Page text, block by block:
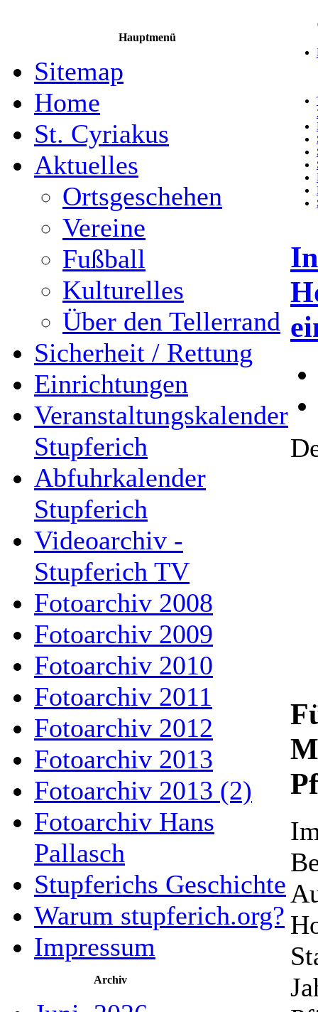
Hauptmenü
Sitemap
Home
St. Cyriakus
Aktuelles
Ortsgeschehen
Vereine
Fußball
Kulturelles
Über den Tellerrand
Sicherheit / Rettung
Einrichtungen
Veranstaltungskalender
Stupferich
Abfuhrkalender
Stupferich
Videoarchiv -
Stupferich TV
Fotoarchiv 2008
Fotoarchiv 2009
Fotoarchiv 2010
Fotoarchiv 2011
Fotoarchiv 2012
Fotoarchiv 2013
Fotoarchiv 2013 (2)
Fotoarchiv Hans
Pallasch
Stupferichs Geschichte
Warum stupferich.org?
Impressum
Archiv